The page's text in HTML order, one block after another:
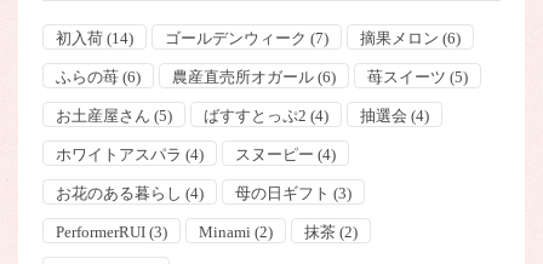
初入荷(14) ゴールデンウィーク (7) 摘果メロン (6)
ふらの苺(6) 農産直売所オガール(6) 苺スイーツ (5)
お土産屋さん (5) ばすすとっぷ2 (4) 抽選会 (4)
ホワイトアスパラ (4) スヌーピー (4)
お花のある暮らし (4) 母の日ギフト (3)
PerformerRUI(3) Minami (2) 抹茶(2)